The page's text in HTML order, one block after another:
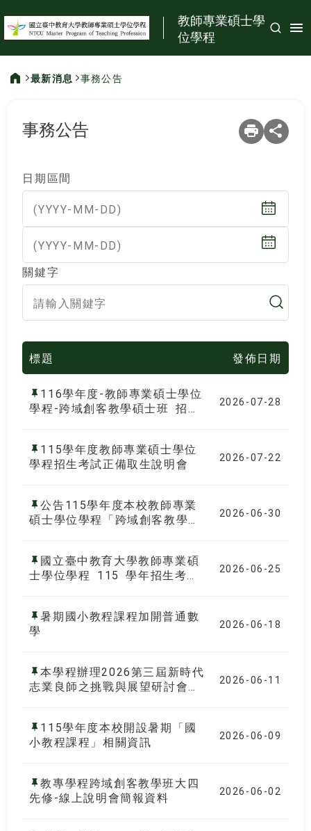
教師專業碩士學
位學程
最新消息 事務公告
事務公告
日期區間
(YYYY-MM-DD)
(YYYY-MM-DD)
關鍵字
標題 發佈日期
116學年度-教師專業碩士學位
學程-跨域創客教學碩士班 招生
2026-07-28
115學年度教師專業碩士學位
學程招生考試正備取生說明會
2026-07-22
公告115學年度本校教師專業
碩士學位學程「跨域創客教學
2026-06-30
國立臺中教育大學教師專業碩
士學位學程 115 學年招生考試
2026-06-25
暑期國小教程課程加開普通數
學
2026-06-18
本學程辦理2026第三屆新時代
志業良師之挑戰與展望研討會日
2026-06-11
115學年度本校開設暑期「國
小教程課程」相關資訊
2026-06-09
教專學程跨域創客教學班大四
先修-線上說明會簡報資料
2026-06-02